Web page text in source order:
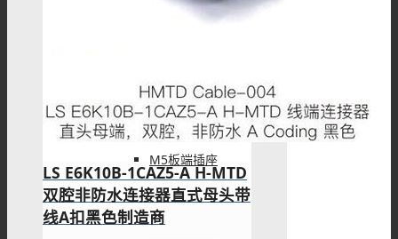
M5板端插座
LS E6K10B-1CAZ5-A H-MTD
双腔非防水连接器直式母头带
线A扣黑色制造商